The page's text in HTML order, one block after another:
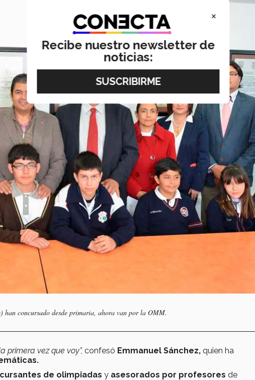
concursado desde primaria, ahora van por la OMM.
primera vez que voy”, confesó Emmanuel Sánchez, quien ha
de olimpiadas y asesorados por profesores de
×
Recibe nuestro newsletter de
noticias: